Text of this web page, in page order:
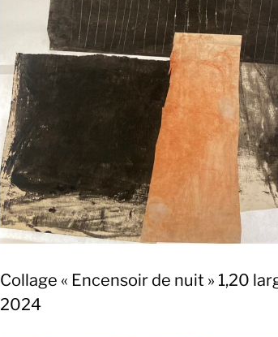
Collage « Encensoir de nuit » 1,20
2024